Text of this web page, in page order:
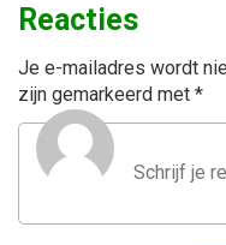
Reacties
Je e-mailadres wordt
zijn gemarkeerd met *